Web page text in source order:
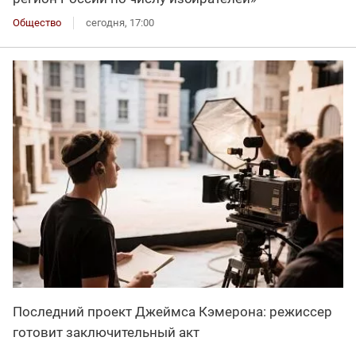
Общество сегодня, 17:00
Последний проект Джеймса Кэмерона: режиссер
готовит заключительный акт